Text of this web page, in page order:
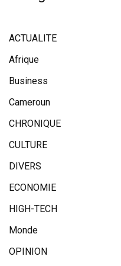
ACTUALITE
Afrique
Business
Cameroun
CHRONIQUE
CULTURE
DIVERS
ECONOMIE
HIGH-TECH
Monde
OPINION